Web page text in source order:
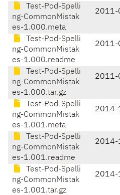
Test-Pod-Spelli
ng-CommonMistak
es-1.000.meta
2011-
Test-Pod-Spelli
ng-CommonMistak
es-1.000.readme
2011-
Test-Pod-Spelli
ng-CommonMistak
es-1.000.tar.gz
2011-
Test-Pod-Spelli
ng-CommonMistak
es-1.001.meta
2014-
Test-Pod-Spelli
ng-CommonMistak
es-1.001.readme
2014-
Test-Pod-Spelli
ng-CommonMistak
es-1.001.tar.gz
2014-